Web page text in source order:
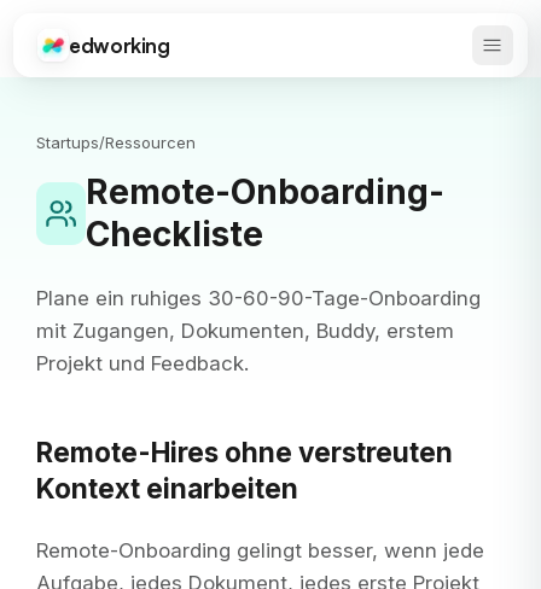
Edworking
edworking
Startups/Ressourcen
Remote-Onboarding-
Checkliste
Plane ein ruhiges 30-60-90-Tage-Onboarding
mit Zugangen, Dokumenten, Buddy, erstem
Projekt und Feedback.
Remote-Hires ohne verstreuten
Kontext einarbeiten
Remote-Onboarding gelingt besser, wenn jede
Aufgabe, jedes Dokument, jedes erste Projekt